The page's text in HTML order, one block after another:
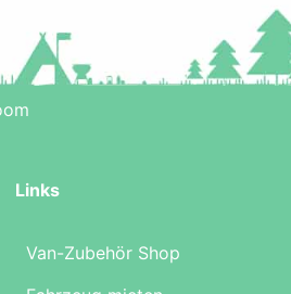
Links
Van-Zubehör Shop